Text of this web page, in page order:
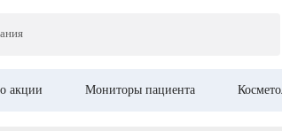
акции Мониторы пациента